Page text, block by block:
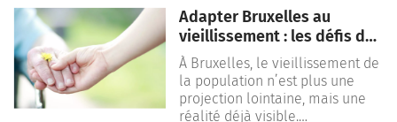
Adapter Bruxelles au
vieillissement : les défis des
prochaines années
À Bruxelles, le vieillissement de
la population n’est plus une
projection lointaine, mais une
réalité déjà visible.